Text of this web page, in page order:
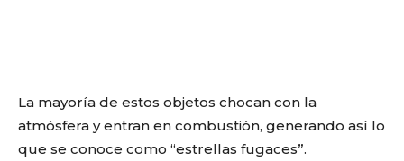
La mayoría de estos objetos chocan con la
atmósfera y entran en combustión, generando así lo
que se conoce como “estrellas fugaces”.